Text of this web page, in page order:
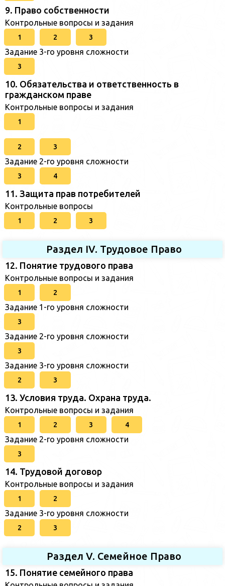
9. Право собственности
Контрольные вопросы и задания
1 2 3
Задание 3-го уровня сложности
3
10. Обязательства и ответственность в
гражданском праве
Контрольные вопросы и задания
1
2 3
Задание 2-го уровня сложности
3 4
11. Защита прав потребителей
Контрольные вопросы
1 2 3
Раздел IV. Трудовое Право
12. Понятие трудового права
Контрольные вопросы и задания
1 2
Задание 1-го уровня сложности
3
Задание 2-го уровня сложности
3
Задание 3-го уровня сложности
2 3
13. Условия труда. Охрана труда.
Контрольные вопросы и задания
1 2 3 4
Задание 2-го уровня сложности
3
14. Трудовой договор
Контрольные вопросы и задания
1 2
Задание 3-го уровня сложности
2 3
Раздел V. Семейное Право
15. Понятие семейного права